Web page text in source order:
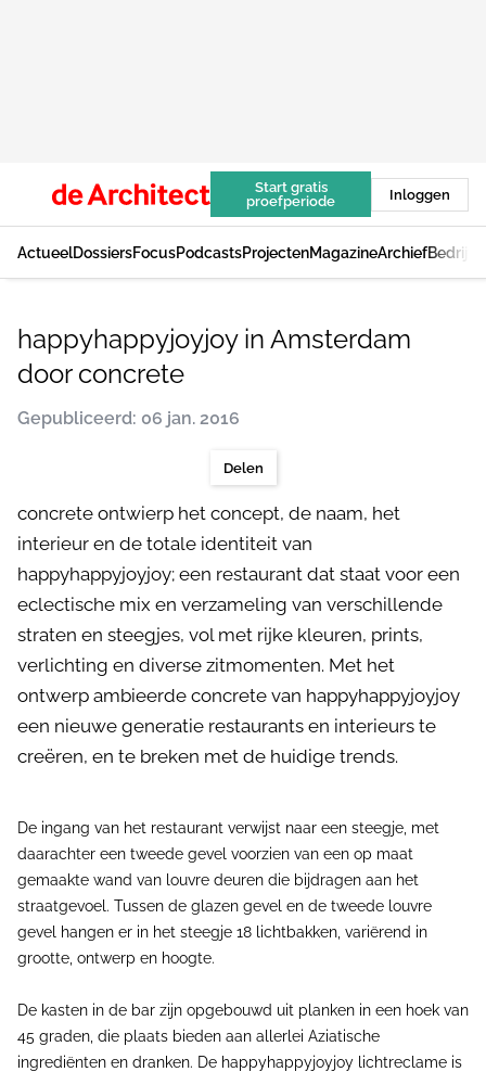
Start gratis
proefperiode
Inloggen
ActueelDossiersFocusPodcastsProjectenMagazineArchief
happyhappyjoyjoy in Amsterdam
door concrete
Gepubliceerd: 06 jan. 2016
Delen
concrete ontwierp het concept, de naam, het
interieur en de totale identiteit van
happyhappyjoyjoy; een restaurant dat staat voor een
eclectische mix en verzameling van verschillende
straten en steegjes, vol met rijke kleuren, prints,
verlichting en diverse zitmomenten. Met het
ontwerp ambieerde concrete van happyhappyjoyjoy
een nieuwe generatie restaurants en interieurs te
creëren, en te breken met de huidige trends.
De ingang van het restaurant verwijst naar een steegje, met
daarachter een tweede gevel voorzien van een op maat
gemaakte wand van louvre deuren die bijdragen aan het
straatgevoel. Tussen de glazen gevel en de tweede louvre
gevel hangen er in het steegje 18 lichtbakken, variërend in
grootte, ontwerp en hoogte.
De kasten in de bar zijn opgebouwd uit planken in een hoek van
45 graden, die plaats bieden aan allerlei Aziatische
ingrediënten en dranken. De happyhappyjoyjoy lichtreclame is